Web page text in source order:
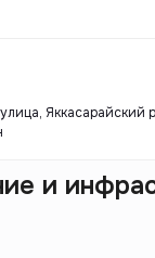
высокие
Яккасарайский
и